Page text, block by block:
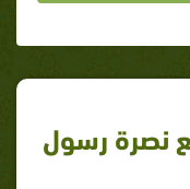
نصرة رسول